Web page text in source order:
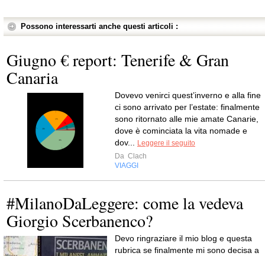
Possono interessarti anche questi articoli :
Giugno € report: Tenerife & Gran
Canaria
Dovevo venirci quest’inverno e alla fine
ci sono arrivato per l’estate: finalmente
sono ritornato alle mie amate Canarie,
dove è cominciata la vita nomade e
dov... Leggere il seguito
Da Clach
VIAGGI
#MilanoDaLeggere: come la vedeva
Giorgio Scerbanenco?
Devo ringraziare il mio blog e questa
rubrica se finalmente mi sono decisa a